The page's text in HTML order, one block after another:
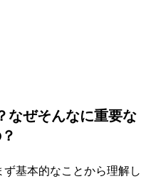
なぜそんなに重要な
基本的なことから理解し